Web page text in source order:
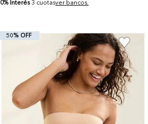
0% Interés 3 cuotasver bancos.
50% OFF